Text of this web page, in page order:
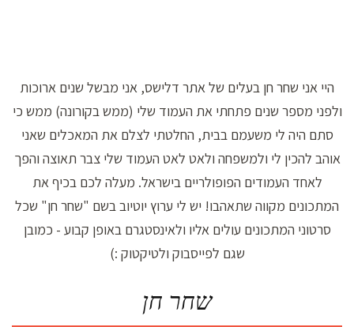
היי אני שחר חן בעלים של אתר דלישס, אני מבשל שנים ארוכות
ולפני מספר שנים פתחתי את העמוד שלי (ממש בקורונה) ממש כי
סתם היה לי משעמם בבית, החלטתי לצלם את המאכלים שאני
אוהב להכין לי ולמשפחה ולאט לאט העמוד שלי צבר תאוצה והפך
לאחד העמודים הפופולריים בישראל. מעלה לכם בכיף את
המתכונים מקווה שתאהבו! יש לי ערוץ יוטיוב בשם "שחר חן" שכל
סרטוני המתכונים עולים אליו ולאינסטגרם באופן קבוע - כמובן
שגם לפייסבוק ולטיקטוק :)
שחר חן